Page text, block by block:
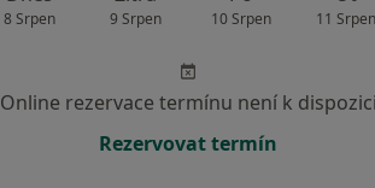
8 Srpen 9 Srpen 10 Srpen 11 Srpen
Online rezervace termínu není k dispozici
Rezervovat termín